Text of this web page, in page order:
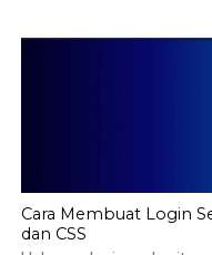
Cara Membuat Login
dan CSS